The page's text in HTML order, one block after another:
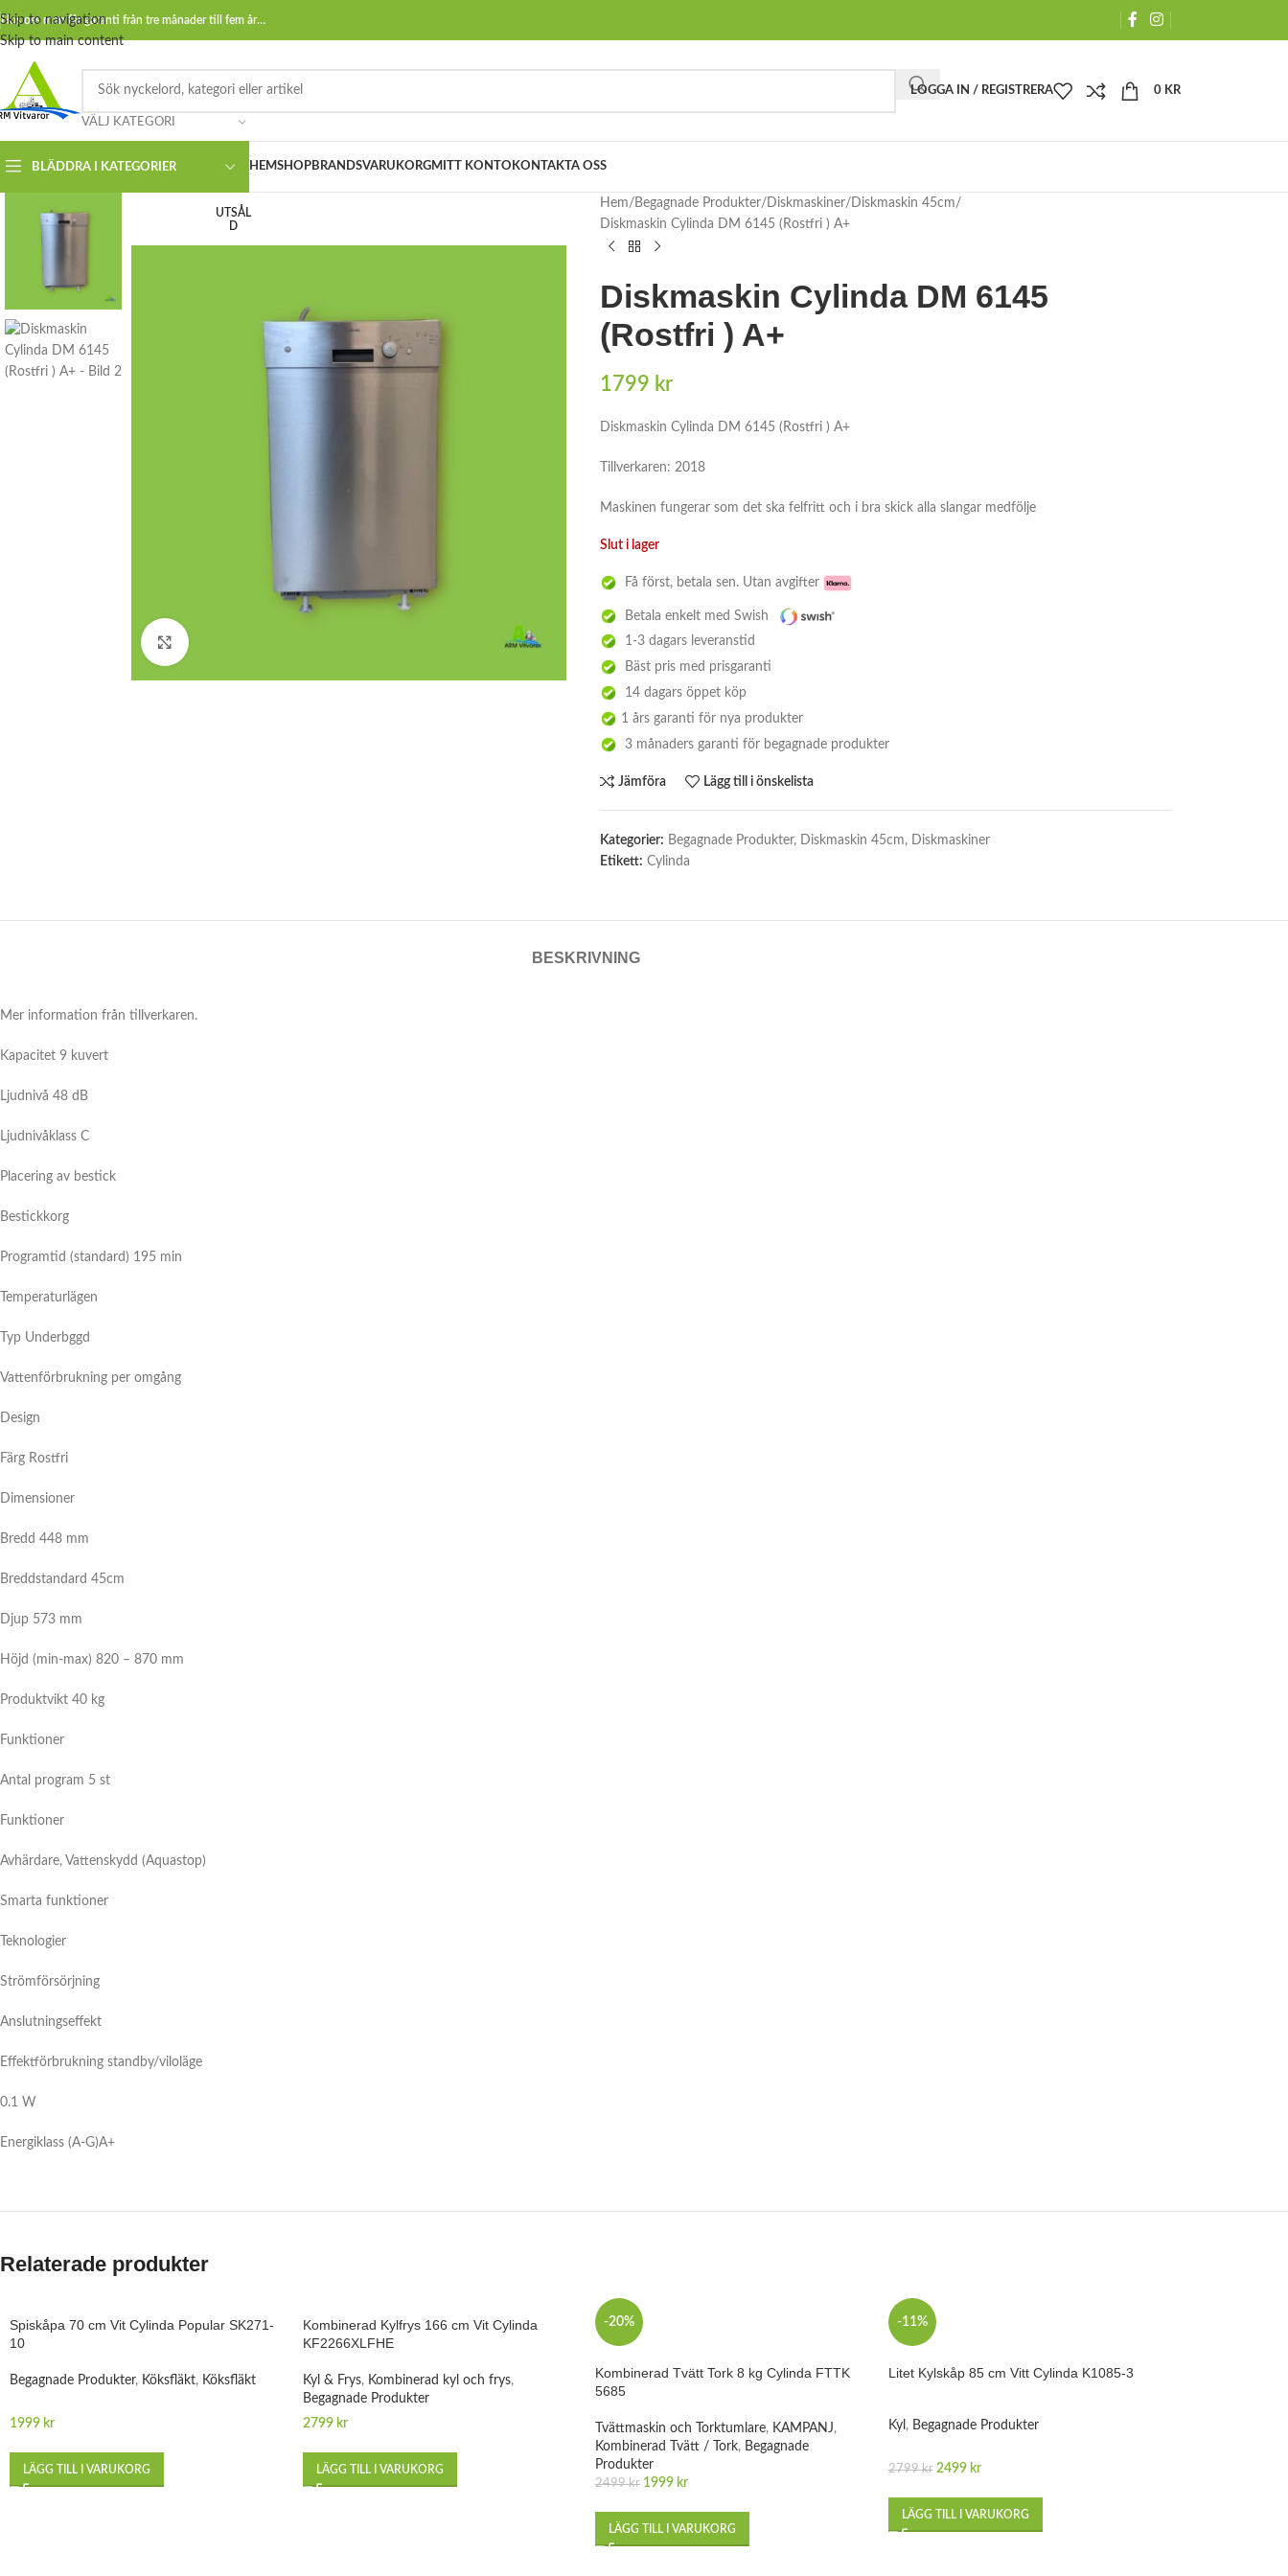
Skip to navigation
Skip to main content
Hos oss man får garanti från tre månader till fem år…
VÄLJ KATEGORI
LOGGA IN / REGISTRERA 0 KR
BLÄDDRA I KATEGORIER HEMSHOPBRANDSVARUKORGMITT KONTO KONTAKTA OSS
UTSÅL
D
Hem Begagnade Produkter Diskmaskiner Diskmaskin 45cm
Diskmaskin Cylinda DM 6145 (Rostfri ) A+
Diskmaskin Cylinda DM 6145
(Rostfri ) A+
1799 kr
Diskmaskin Cylinda DM 6145 (Rostfri ) A+
Tillverkaren: 2018
Maskinen fungerar som det ska felfritt och i bra skick alla slangar medfölje
Slut i lager
Få först, betala sen. Utan avgifter
Betala enkelt med Swish
1-3 dagars leveranstid
Bäst pris med prisgaranti
14 dagars öppet köp
1 års garanti för nya produkter
3 månaders garanti för begagnade produkter
Jämföra Lägg till i önskelista
Kategorier: Begagnade Produkter, Diskmaskin 45cm, Diskmaskiner
Etikett: Cylinda
BESKRIVNING
Mer information från tillverkaren.
Kapacitet 9 kuvert
Ljudnivå 48 dB
Ljudnivåklass C
Placering av bestick
Bestickkorg
Programtid (standard) 195 min
Temperaturlägen
Typ Underbggd
Vattenförbrukning per omgång
Design
Färg Rostfri
Dimensioner
Bredd 448 mm
Breddstandard 45cm
Djup 573 mm
Höjd (min-max) 820 – 870 mm
Produktvikt 40 kg
Funktioner
Antal program 5 st
Funktioner
Avhärdare, Vattenskydd (Aquastop)
Smarta funktioner
Teknologier
Strömförsörjning
Anslutningseffekt
Effektförbrukning standby/viloläge
0.1 W
Energiklass (A-G)A+
Relaterade produkter
Spiskåpa 70 cm Vit Cylinda Popular SK271-
10
Begagnade Produkter, Köksfläkt, Köksfläkt
1999 kr
LÄGG TILL I VARUKORG
Kombinerad Kylfrys 166 cm Vit Cylinda
KF2266XLFHE
Kyl & Frys, Kombinerad kyl och frys,
Begagnade Produkter
2799 kr
LÄGG TILL I VARUKORG
-20%
Kombinerad Tvätt Tork 8 kg Cylinda FTTK
5685
Tvättmaskin och Torktumlare, KAMPANJ,
Kombinerad Tvätt / Tork, Begagnade
Produkter
2499kr 1999 kr
LÄGG TILL I VARUKORG
-11%
Litet Kylskåp 85 cm Vitt Cylinda K1085-3
Kyl , Begagnade Produkter
2799kr 2499 kr
LÄGG TILL I VARUKORG